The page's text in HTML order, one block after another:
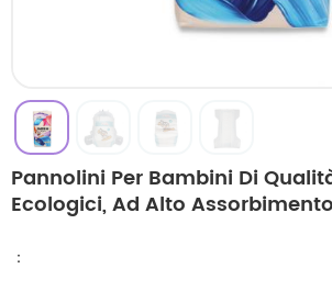
Pannolini Per Bambini Di
Ecologici, Ad Alto
：